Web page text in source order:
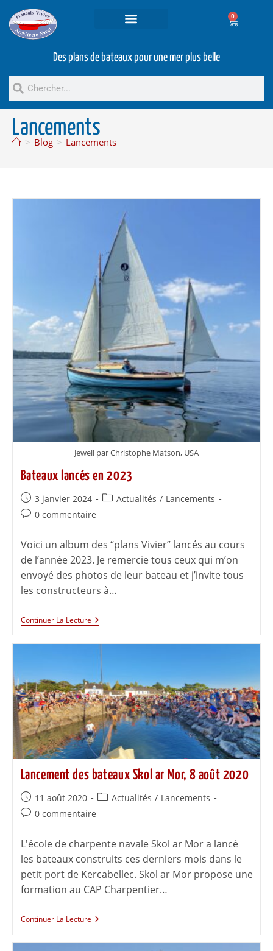
0
Des plans de bateaux pour une mer plus belle
Lancements
> Blog > Lancements
Jewell par Christophe Matson, USA
Bateaux lancés en 2023
3 janvier 2024 Actualités / Lancements
0 commentaire
Voici un album des “plans Vivier” lancés au cours
de l’année 2023. Je remercie tous ceux qui m’on
envoyé des photos de leur bateau et j’invite tous
les constructeurs à…
Continuer La Lecture
Lancement des bateaux Skol ar Mor, 8 août 2020
11 août 2020 Actualités / Lancements
0 commentaire
L'école de charpente navale Skol ar Mor a lancé
les bateaux construits ces derniers mois dans le
petit port de Kercabellec. Skol ar Mor propose une
formation au CAP Charpentier…
Continuer La Lecture